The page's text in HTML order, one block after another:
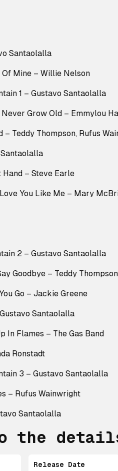
Santaolalla
Of Mine – Willie Nelson
1 – Gustavo Santaolalla
Grow Old – Emmylou
– Teddy Thompson, Rufus
Hand – Steve Earle
Love You Like Me – Mary
2 – Gustavo Santaolalla
Goodbye – Teddy Thompson
Go – Jackie Greene
Santaolalla
In Flames – The Gas Band
Ronstadt
3 – Gustavo Santaolalla
– Rufus Wainwright
Santaolalla
the
Release Date